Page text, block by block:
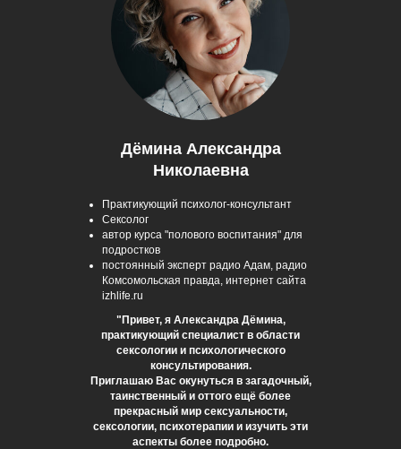
Дёмина Александра
Николаевна
Практикующий психолог-консультант
Сексолог
автор курса "полового воспитания" для
подростков
постоянный эксперт радио Адам, радио
Комсомольская правда, интернет сайта
izhlife.ru
"Привет, я Александра Дёмина,
практикующий специалист в области
сексологии и психологического
консультирования.
Приглашаю Вас окунуться в загадочный,
таинственный и оттого ещё более
прекрасный мир сексуальности,
сексологии, психотерапии и изучить эти
аспекты более подробно.